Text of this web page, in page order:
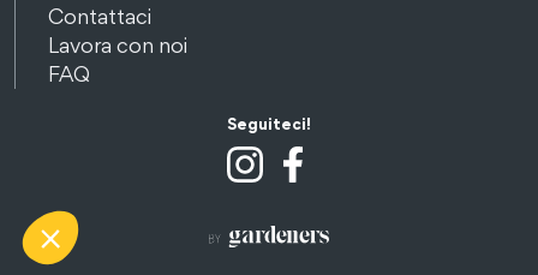
Contattaci
Lavora con noi
FAQ
Seguiteci!